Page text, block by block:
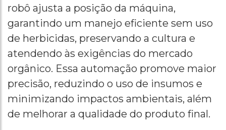
robô ajusta a posição da máquina,
garantindo um manejo eficiente sem uso
de herbicidas, preservando a cultura e
atendendo às exigências do mercado
orgânico. Essa automação promove maior
precisão, reduzindo o uso de insumos e
minimizando impactos ambientais, além
de melhorar a qualidade do produto final.